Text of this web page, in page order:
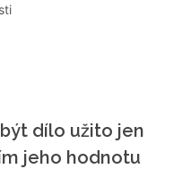
dílo užito jen
jeho hodnotu